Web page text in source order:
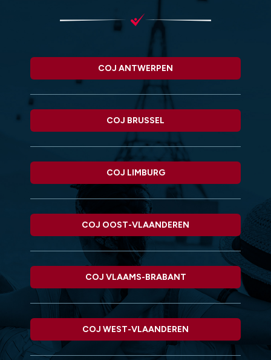
COJ ANTWERPEN
COJ BRUSSEL
COJ LIMBURG
COJ OOST-VLAANDEREN
COJ VLAAMS-BRABANT
COJ WEST-VLAANDEREN